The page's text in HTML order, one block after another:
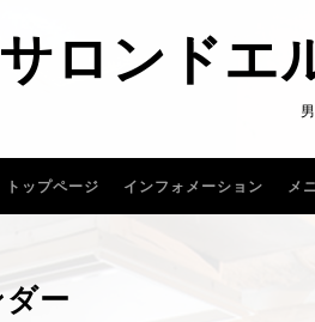
サロンド
トップページ インフォメーション メ
ー